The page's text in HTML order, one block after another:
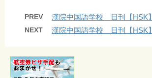
PREV 漢院中国語学校 日刊【HSK】
NEXT 漢院中国語学校 日刊【HSK】